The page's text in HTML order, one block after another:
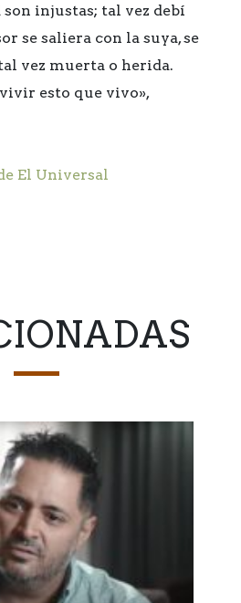
son injustas; tal vez debí
se saliera con la suya, se
vez muerta o herida.
esto que vivo»,
El Universal